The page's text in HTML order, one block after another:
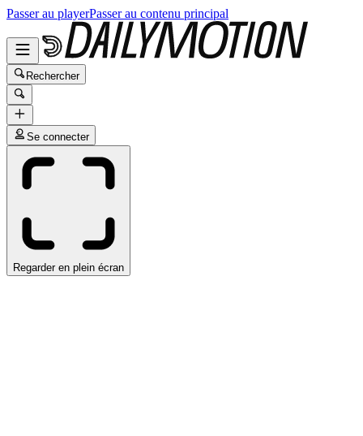
Passer au playerPasser au contenu principal
Rechercher
Se connecter
Regarder en plein écran